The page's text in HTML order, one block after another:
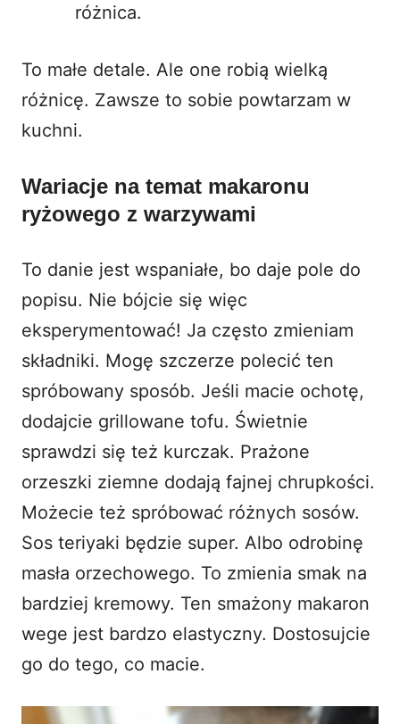
różnica.
To małe detale. Ale one robią wielką
różnicę. Zawsze to sobie powtarzam w
kuchni.
Wariacje na temat makaronu
ryżowego z warzywami
To danie jest wspaniałe, bo daje pole do
popisu. Nie bójcie się więc
eksperymentować! Ja często zmieniam
składniki. Mogę szczerze polecić ten
spróbowany sposób. Jeśli macie ochotę,
dodajcie grillowane tofu. Świetnie
sprawdzi się też kurczak. Prażone
orzeszki ziemne dodają fajnej chrupkości.
Możecie też spróbować różnych sosów.
Sos teriyaki będzie super. Albo odrobinę
masła orzechowego. To zmienia smak na
bardziej kremowy. Ten smażony makaron
wege jest bardzo elastyczny. Dostosujcie
go do tego, co macie.